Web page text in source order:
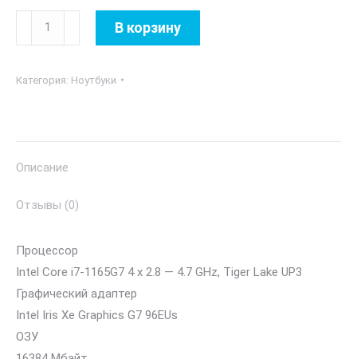
Количество
товара
IdeaPad
Core
1165G7
В корзину
Категория: Ноутбуки
Описание
Отзывы (0)
Процессор
Intel Core i7-1165G7 4 x 2.8 — 4.7 GHz, Tiger Lake UP3
Графический адаптер
Intel Iris Xe Graphics G7 96EUs
ОЗУ